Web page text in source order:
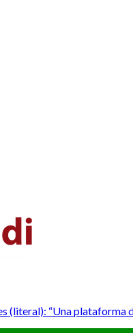
(literal): “Una plataforma